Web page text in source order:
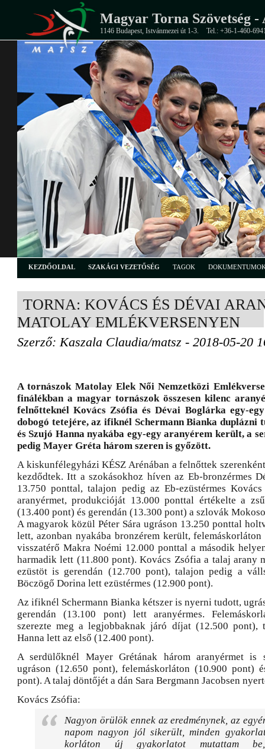
Magyar Torna Szövetség -
1146 Budapest, Istvánmezei út 1-3. Tel.: +36-1-460-
KEZDŐOLDAL SZAKÁGI VEZETŐSÉG TAGOK
TORNA: KOVÁCS ÉS DÉVAI
MATOLAY EMLÉKVERSENYEN
Szerző: Kaszala Claudia/matsz - 2018-05-20
A tornászok Matolay Elek Női Nemzetközi
finálékban a magyar tornászok összesen kilenc
felnőtteknél Kovács Zsófia és Dévai Boglárka egy-
dobogó tetejére, az ifiknél Schermann Bianka duplázni
és Szujó Hanna nyakába egy-egy aranyérem került, a
pedig Mayer Gréta három szeren is győzött.
A kiskunfélegyházi KÉSZ Arénában a felnőttek
kezdődtek. Itt a szokásokhoz híven az Eb-bronzérmes
13.750 ponttal, talajon pedig az Eb-ezüstérmes
aranyérmet, produkcióját 13.000 ponttal értékelte a
(13.400 pont) és gerendán (13.300 pont) a szlovák
A magyarok közül Péter Sára ugráson 13.250 ponttal
lett, azonban nyakába bronzérem került,
visszatérő Makra Noémi 12.000 ponttal a második
harmadik lett (11.800 pont). Kovács Zsófia a talaj arany
ezüstöt is gerendán (12.700 pont), talajon pedig a
Böczögő Dorina lett ezüstérmes (12.900 pont).
Az ifiknél Schermann Bianka kétszer is nyerni tudott,
gerendán (13.100 pont) lett aranyérmes.
szerezte meg a legjobbaknak járó díjat (12.500 pont),
Hanna lett az első (12.400 pont).
A serdülőknél Mayer Grétának három aranyérmet is
ugráson (12.650 pont), felemáskorláton (10.900 pont)
pont). A talaj döntőjét a dán Sara Bergmann Jacobsen
Kovács Zsófia:
Nagyon örülök ennek az eredménynek, az
napom nagyon jól sikerült, minden
korláton új gyakorlatot mutattam